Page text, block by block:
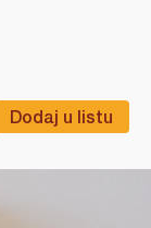
Dodaj u listu